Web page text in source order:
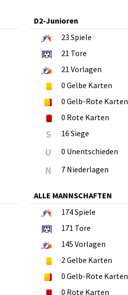
D2-Junioren
23 Spiele
21 Tore
21 Vorlagen
0 Gelbe Karten
0 Gelb-Rote Karten
0 Rote Karten
S 16 Siege
U 0 Unentschieden
N 7 Niederlagen
ALLE MANNSCHAFTEN
174Spiele
171 Tore
145 Vorlagen
2Gelbe Karten
0 Gelb-Rote Karten
0 Rote Karten